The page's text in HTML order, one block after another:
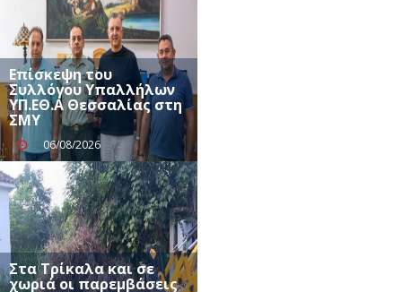
Επίσκεψη του
Συλλόγου Υπαλλήλων
ΥΠ.ΕΘ.Α Θεσσαλίας στη
ΣΜΥ
06/08/2026
Στα Τρίκαλα και σε
χωριά οι παρεμβάσεις